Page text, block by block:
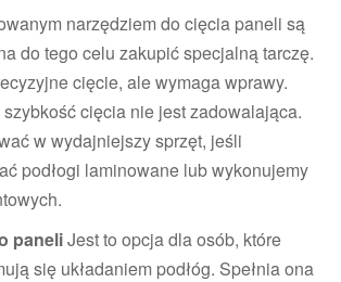
narzędziem do cięcia paneli są
do tego celu zakupić specjalną tarczę.
cięcie, ale wymaga wprawy.
cięcia nie jest zadowalająca.
w wydajniejszy sprzęt, jeśli
podłogi laminowane lub wykonujemy
paneliJest to opcja dla osób, które
się układaniem podłóg. Spełnia ona